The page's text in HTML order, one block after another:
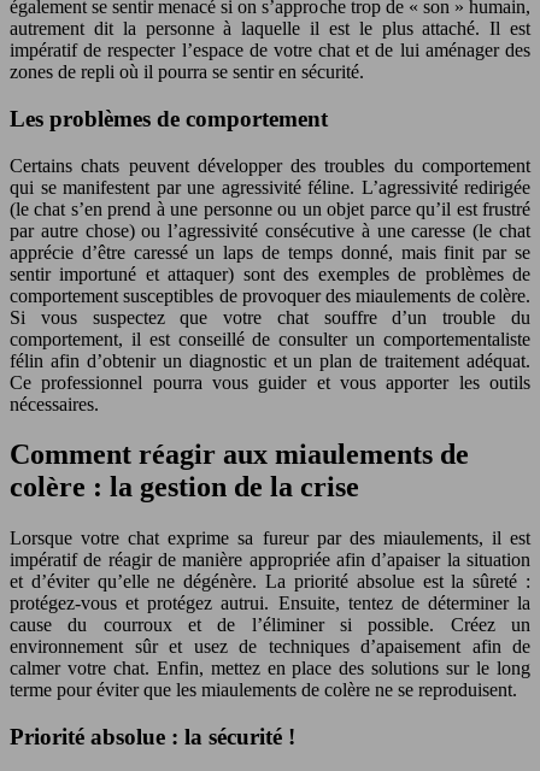
également se sentir menacé si on s’approche trop de « son » humain,
autrement dit la personne à laquelle il est le plus attaché. Il est
impératif de respecter l’espace de votre chat et de lui aménager des
zones de repli où il pourra se sentir en sécurité.
Les problèmes de comportement
Certains chats peuvent développer des troubles du comportement
qui se manifestent par une agressivité féline. L’agressivité redirigée
(le chat s’en prend à une personne ou un objet parce qu’il est frustré
par autre chose) ou l’agressivité consécutive à une caresse (le chat
apprécie d’être caressé un laps de temps donné, mais finit par se
sentir importuné et attaquer) sont des exemples de problèmes de
comportement susceptibles de provoquer des miaulements de colère.
Si vous suspectez que votre chat souffre d’un trouble du
comportement, il est conseillé de consulter un comportementaliste
félin afin d’obtenir un diagnostic et un plan de traitement adéquat.
Ce professionnel pourra vous guider et vous apporter les outils
nécessaires.
Comment réagir aux miaulements de
colère : la gestion de la crise
Lorsque votre chat exprime sa fureur par des miaulements, il est
impératif de réagir de manière appropriée afin d’apaiser la situation
et d’éviter qu’elle ne dégénère. La priorité absolue est la sûreté :
protégez-vous et protégez autrui. Ensuite, tentez de déterminer la
cause du courroux et de l’éliminer si possible. Créez un
environnement sûr et usez de techniques d’apaisement afin de
calmer votre chat. Enfin, mettez en place des solutions sur le long
terme pour éviter que les miaulements de colère ne se reproduisent.
Priorité absolue : la sécurité !